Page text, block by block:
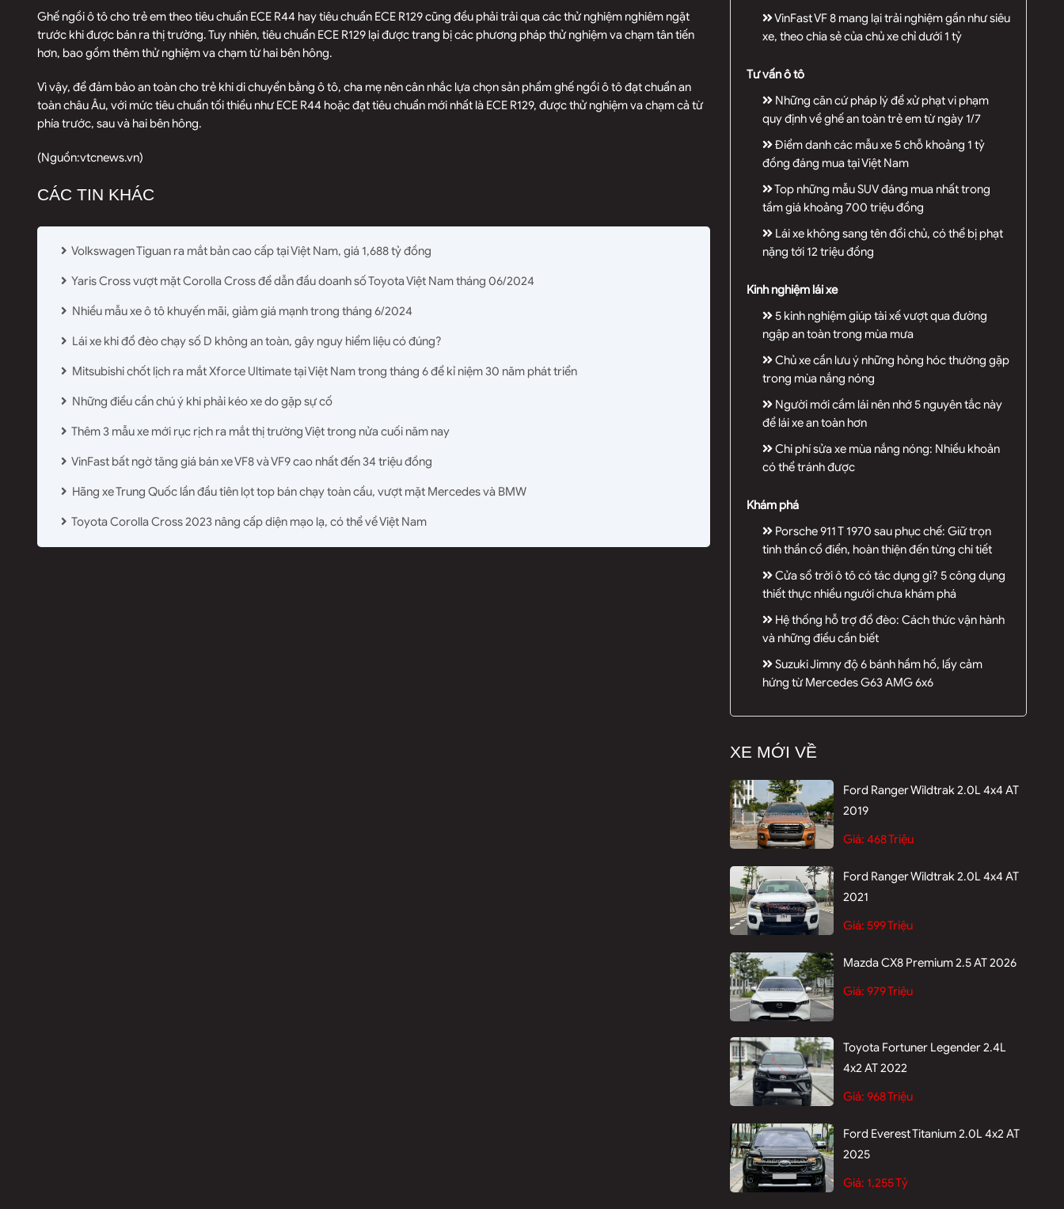
Ghế ngồi ô tô cho trẻ em theo tiêu chuẩn ECE R44 hay tiêu chuẩn ECE R129 cũng đều phải trải qua các thử nghiệm nghiêm ngặt
trước khi được bán ra thị trường. Tuy nhiên, tiêu chuẩn ECE R129 lại được trang bị các phương pháp thử nghiệm va chạm tân tiến
hơn, bao gồm thêm thử nghiệm va chạm từ hai bên hông.
Vì vậy, để đảm bảo an toàn cho trẻ khi di chuyển bằng ô tô, cha mẹ nên cân nhắc lựa chọn sản phẩm ghế ngồi ô tô đạt chuẩn an
toàn châu Âu, với mức tiêu chuẩn tối thiểu như ECE R44 hoặc đạt tiêu chuẩn mới nhất là ECE R129, được thử nghiệm va chạm cả từ
phía trước, sau và hai bên hông.
(Nguồn:vtcnews.vn)
CÁC TIN KHÁC
Volkswagen Tiguan ra mắt bản cao cấp tại Việt Nam, giá 1,688 tỷ đồng
Yaris Cross vượt mặt Corolla Cross để dẫn đầu doanh số Toyota Việt Nam tháng 06/2024
Nhiều mẫu xe ô tô khuyến mãi, giảm giá mạnh trong tháng 6/2024
Lái xe khi đổ đèo chạy số D không an toàn, gây nguy hiểm liệu có đúng?
Mitsubishi chốt lịch ra mắt Xforce Ultimate tại Việt Nam trong tháng 6 để kỉ niệm 30 năm phát triển
Những điều cần chú ý khi phải kéo xe do gặp sự cố
Thêm 3 mẫu xe mới rục rịch ra mắt thị trường Việt trong nửa cuối năm nay
VinFast bất ngờ tăng giá bán xe VF8 và VF9 cao nhất đến 34 triệu đồng
Hãng xe Trung Quốc lần đầu tiên lọt top bán chạy toàn cầu, vượt mặt Mercedes và BMW
Toyota Corolla Cross 2023 nâng cấp diện mạo lạ, có thể về Việt Nam
VinFast VF 8 mang lại trải nghiệm gần như siêu
xe, theo chia sẻ của chủ xe chỉ dưới 1 tỷ
Tư vấn ô tô
Những căn cứ pháp lý để xử phạt vi phạm
quy định về ghế an toàn trẻ em từ ngày 1/7
Điểm danh các mẫu xe 5 chỗ khoảng 1 tỷ
đồng đáng mua tại Việt Nam
Top những mẫu SUV đáng mua nhất trong
tầm giá khoảng 700 triệu đồng
Lái xe không sang tên đổi chủ, có thể bị phạt
nặng tới 12 triệu đồng
Kinh nghiệm lái xe
5 kinh nghiệm giúp tài xế vượt qua đường
ngập an toàn trong mùa mưa
Chủ xe cần lưu ý những hỏng hóc thường gặp
trong mùa nắng nóng
Người mới cầm lái nên nhớ 5 nguyên tắc này
để lái xe an toàn hơn
Chi phí sửa xe mùa nắng nóng: Nhiều khoản
có thể tránh được
Khám phá
Porsche 911 T 1970 sau phục chế: Giữ trọn
tinh thần cổ điển, hoàn thiện đến từng chi tiết
Cửa sổ trời ô tô có tác dụng gì? 5 công dụng
thiết thực nhiều người chưa khám phá
Hệ thống hỗ trợ đổ đèo: Cách thức vận hành
và những điều cần biết
Suzuki Jimny độ 6 bánh hầm hố, lấy cảm
hứng từ Mercedes G63 AMG 6x6
XE MỚI VỀ
Ford Ranger Wildtrak 2.0L 4x4 AT
2019
Giá: 468 Triệu
Ford Ranger Wildtrak 2.0L 4x4 AT
2021
Giá: 599 Triệu
Mazda CX8 Premium 2.5 AT 2026
Giá: 979 Triệu
Toyota Fortuner Legender 2.4L
4x2 AT 2022
Giá: 968 Triệu
Ford Everest Titanium 2.0L 4x2 AT
2025
Giá: 1,255 Tỷ